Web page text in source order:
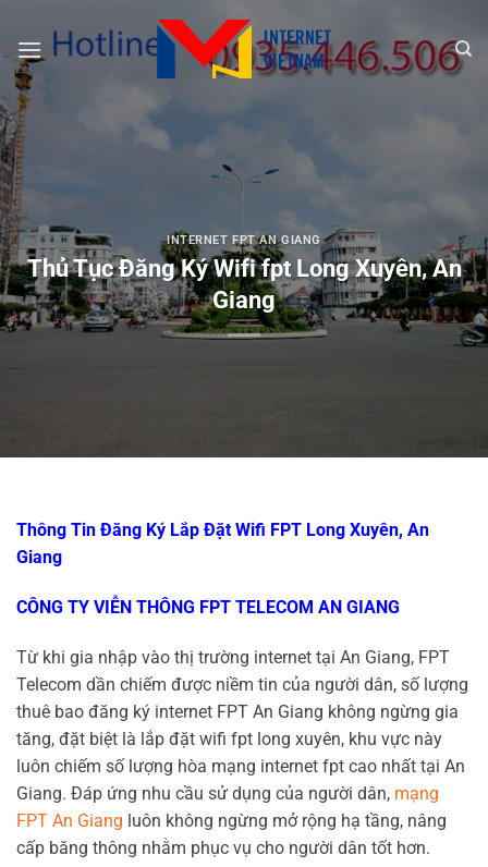
đến
nội
dung
INTERNET FPT AN GIANG
Thủ Tục Đăng Ký Wifi fpt Long Xuyên, An
Giang
Thông Tin Đăng Ký Lắp Đặt Wifi FPT Long Xuyên, An
Giang
CÔNG TY VIỄN THÔNG FPT TELECOM AN GIANG
Từ khi gia nhập vào thị trường internet tại An Giang, FPT
Telecom dần chiếm được niềm tin của người dân, số lượng
thuê bao đăng ký internet FPT An Giang không ngừng gia
tăng, đặt biệt là lắp đặt wifi fpt long xuyên, khu vực này
luôn chiếm số lượng hòa mạng internet fpt cao nhất tại An
Giang. Đáp ứng nhu cầu sử dụng của người dân, mạng
FPT An Giang luôn không ngừng mở rộng hạ tầng, nâng
cấp băng thông nhằm phục vụ cho người dân tốt hơn.